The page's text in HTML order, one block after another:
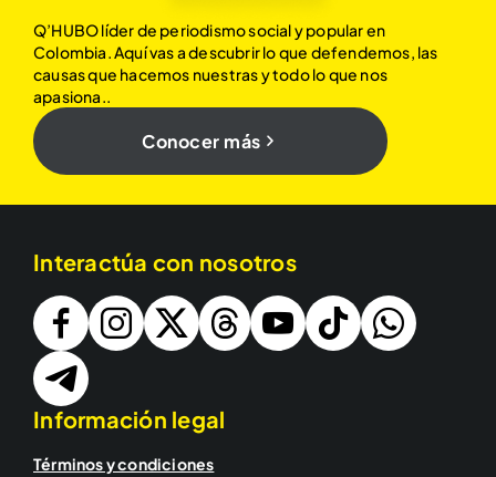
Q’HUBO líder de periodismo social y popular en
Colombia. Aquí vas a descubrir lo que defendemos, las
causas que hacemos nuestras y todo lo que nos
apasiona..
Conocer más
Interactúa con nosotros
Información legal
Términos y condiciones